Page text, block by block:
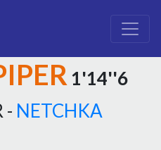
1'14''6
- NETCHKA